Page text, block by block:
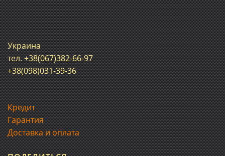
Украина
тел. +38(067)382-66-97
+38(098)031-39-36
Кредит
Гарантия
Доставка и оплата